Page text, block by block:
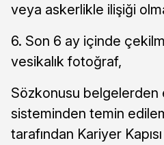
veya askerlikle ilişiği
6. Son 6 ay içinde
vesikalık fotoğraf,
Sözkonusu belgelerden
sisteminden temin
tarafından Kariyer